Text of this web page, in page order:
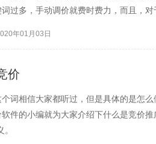
过多，手动调价就费时费力，而且，
年01月03日
价
词相信大家都听过，但是具体的是怎
件的小编就为大家介绍下什么是竞价